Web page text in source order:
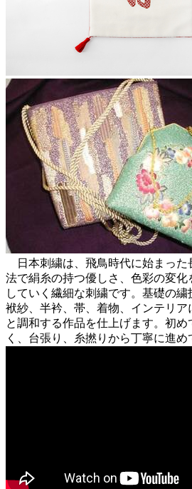
日本刺繍は、飛鳥時代に始まった
法で絹糸の持つ優しさ、色彩の変化
していく繊細な刺繍です。基礎の繍
袱紗、半衿、帯、着物、インテリ
と調和する作品を仕上げます。初
く、台張り、糸撚りから丁寧に進め